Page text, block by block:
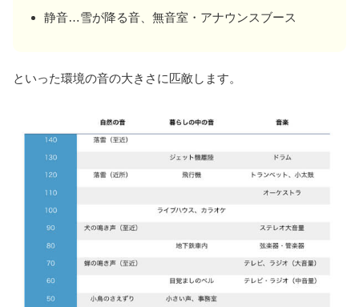
静音…雪が降る音、無音室・アナウンスブース
といった環境の音の大きさに匹敵します。